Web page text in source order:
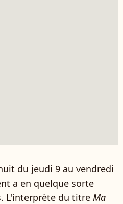
du jeudi 9 au vendredi
a en quelque sorte
L'interprète du titre Ma